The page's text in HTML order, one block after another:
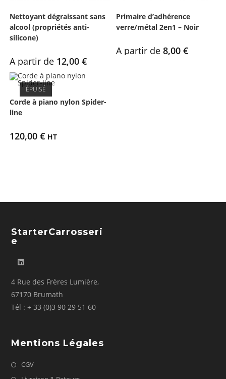
Nettoyant dégraissant sans
alcool (propriétés anti-
silicone)
A partir de 12,00 €
Primaire d’adhérence
verre/métal 2en1 – Noir
A partir de8,00€
ÉPUISÉ
Corde à piano nylon Spider-
line
120,00 € HT
StarterCarrosseri
E
4 Rue des Frères Lumière,
67170 Brumath
Tél : + 33 (0)3 90 29 51 60
Mentions Légales
CGV